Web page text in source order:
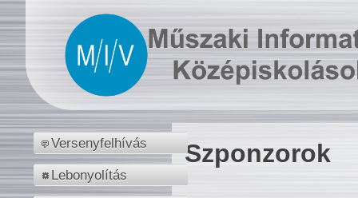
Versenyfelhívás
Lebonyolítás
Szponzorok